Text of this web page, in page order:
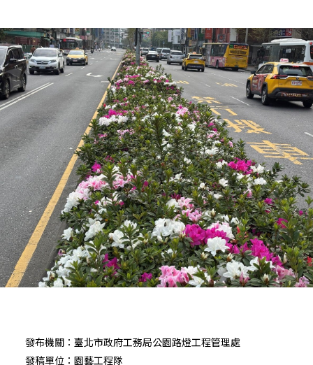
發布機關：臺北市政府工務局公園路燈工程管理處
發稿單位：園藝工程隊